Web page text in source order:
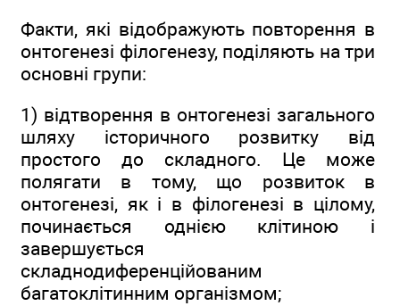
Факти, які відображують повторення в
онтогенезі філогенезу, поділяють на три
основні групи:
1) відтворення в онтогенезі загального
шляху історичного розвитку від
простого до складного. Це може
полягати в тому, що розвиток в
онтогенезі, як і в філогенезі в цілому,
починається однією клітиною і
завершується
складнодиференційованим
багатоклітинним організмом;